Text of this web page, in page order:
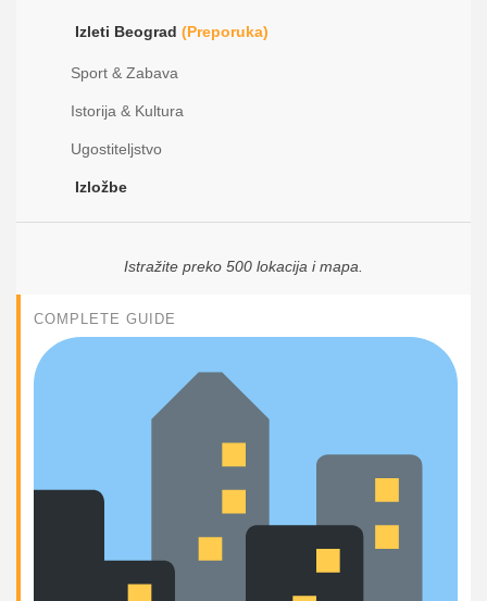
Izleti Beograd (Preporuka)
Sport & Zabava
Istorija & Kultura
Ugostiteljstvo
Izložbe
Istražite preko 500 lokacija i mapa.
COMPLETE GUIDE